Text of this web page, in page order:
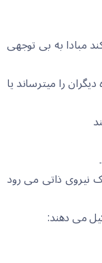
مبادا به بی توجهی
را میترساند یا
نیروی ذاتی می رود
می دهند: